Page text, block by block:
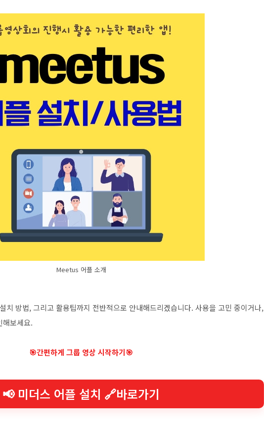
Meetus 어플 소개
방법, 그리고 활용팁까지 전반적으로 안내해드리겠습니다. 사용을 고민 중이거나,
해보세요.
🎯간편하게 그룹 영상 시작하기🎯
📢 미더스 어플 설치 🔗바로가기